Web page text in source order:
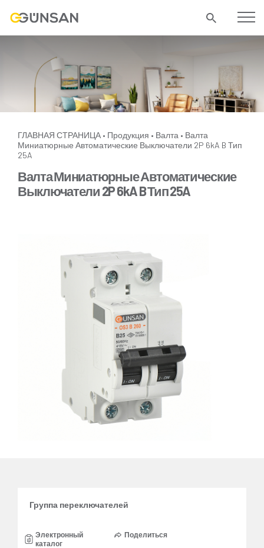
ГЛАВНАЯ СТРАНИЦА • Продукция • Валта • Валта
Миниатюрные Автоматические Выключатели 2P 6kA B Тип
25A
Валта Миниатюрные Автоматические
Выключатели 2P 6kA B Тип 25A
Группа переключателей
Электронный
каталог
Поделиться